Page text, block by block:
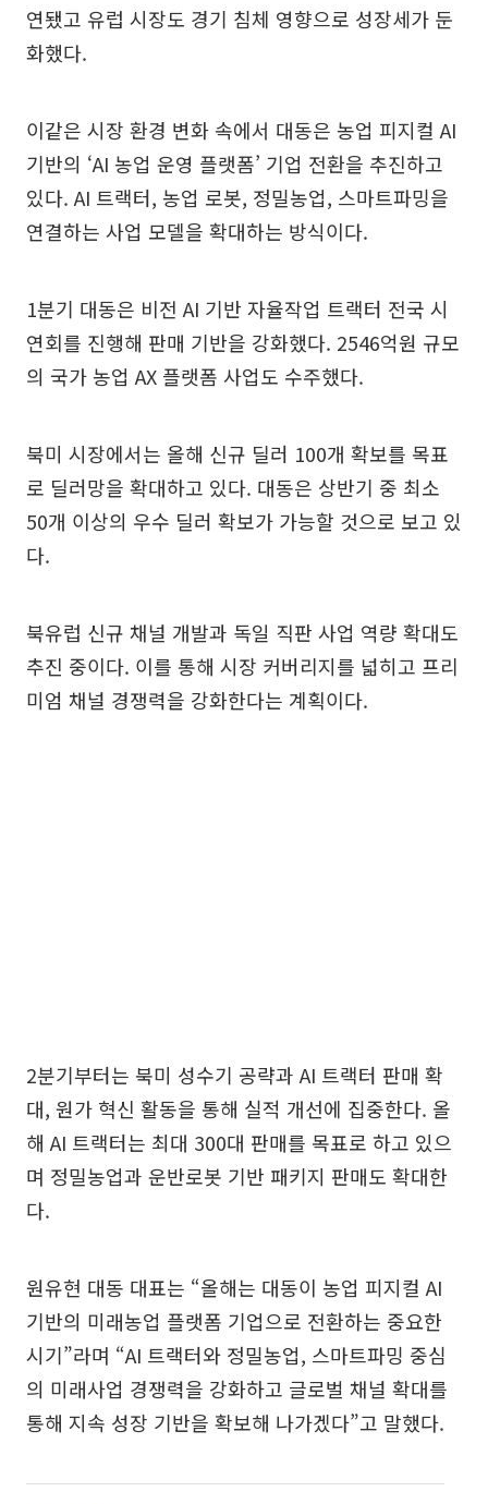
연됐고 유럽 시장도 경기 침체 영향으로 성장세가 둔
화했다.
이같은 시장 환경 변화 속에서 대동은 농업 피지컬 AI
기반의 ‘AI 농업 운영 플랫폼’ 기업 전환을 추진하고
있다. AI 트랙터, 농업 로봇, 정밀농업, 스마트파밍을
연결하는 사업 모델을 확대하는 방식이다.
1분기 대동은 비전 AI 기반 자율작업 트랙터 전국 시
연회를 진행해 판매 기반을 강화했다. 2546억원 규모
의 국가 농업 AX 플랫폼 사업도 수주했다.
북미 시장에서는 올해 신규 딜러 100개 확보를 목표
로 딜러망을 확대하고 있다. 대동은 상반기 중 최소
50개 이상의 우수 딜러 확보가 가능할 것으로 보고 있
다.
북유럽 신규 채널 개발과 독일 직판 사업 역량 확대도
추진 중이다. 이를 통해 시장 커버리지를 넓히고 프리
미엄 채널 경쟁력을 강화한다는 계획이다.
2분기부터는 북미 성수기 공략과 AI 트랙터 판매 확
대, 원가 혁신 활동을 통해 실적 개선에 집중한다. 올
해 AI 트랙터는 최대 300대 판매를 목표로 하고 있으
며 정밀농업과 운반로봇 기반 패키지 판매도 확대한
다.
원유현 대동 대표는 “올해는 대동이 농업 피지컬 AI
기반의 미래농업 플랫폼 기업으로 전환하는 중요한
시기”라며 “AI 트랙터와 정밀농업, 스마트파밍 중심
의 미래사업 경쟁력을 강화하고 글로벌 채널 확대를
통해 지속 성장 기반을 확보해 나가겠다”고 말했다.